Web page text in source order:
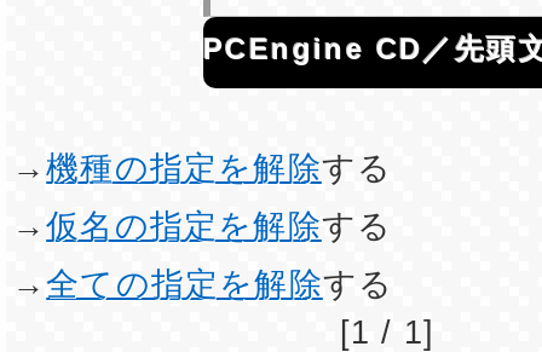
PCEngine CD／先頭
→機種の指定を解除する
→仮名の指定を解除する
→全ての指定を解除する
[1 / 1]